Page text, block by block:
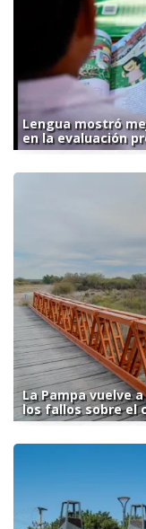
Lengua mostró
en la evaluación
La Pampa vuelve
los fallos sobre el